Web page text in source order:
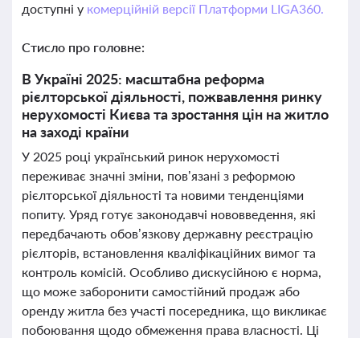
доступні у комерційній версії Платформи LIGA360.
Стисло про головне:
В Україні 2025: масштабна реформа
рієлторської діяльності, пожвавлення ринку
нерухомості Києва та зростання цін на житло
на заході країни
У 2025 році український ринок нерухомості
переживає значні зміни, пов’язані з реформою
рієлторської діяльності та новими тенденціями
попиту. Уряд готує законодавчі нововведення, які
передбачають обов’язкову державну реєстрацію
рієлторів, встановлення кваліфікаційних вимог та
контроль комісій. Особливо дискусійною є норма,
що може заборонити самостійний продаж або
оренду житла без участі посередника, що викликає
побоювання щодо обмеження права власності. Ці